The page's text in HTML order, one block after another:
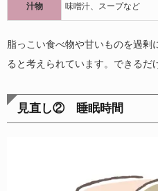
汁物 味噌汁、スープなど
脂っこい食べ物や甘いものを過剰
ると考えられています。できるだ
見直し② 睡眠時間